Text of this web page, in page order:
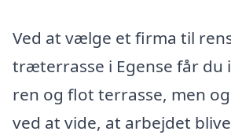
Ved at vælge et firma til
træterrasse i Egense får du
ren og flot terrasse, men
ved at vide, at arbejdet